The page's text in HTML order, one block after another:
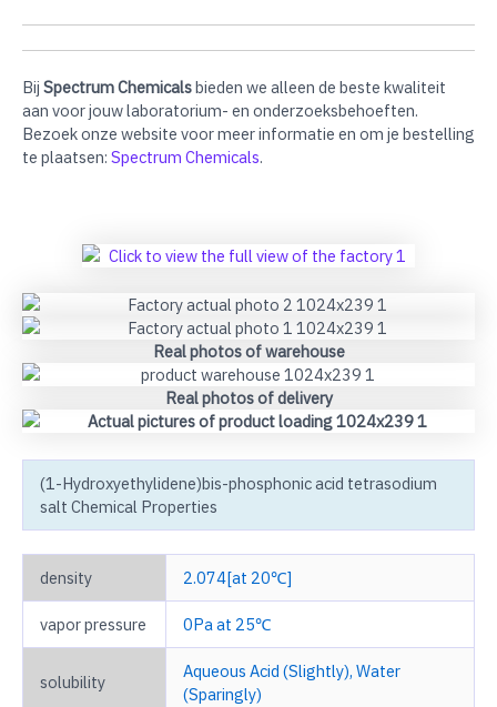
Bij Spectrum Chemicalsbieden we alleen de beste kwaliteit
aan voor jouw laboratorium- en onderzoeksbehoeften.
Bezoek onze website voor meer informatie en om je bestelling
te plaatsen: Spectrum Chemicals.
Real photos of warehouse
Real photos of delivery
(1-Hydroxyethylidene)bis-phosphonic acid tetrasodium
salt Chemical Properties
density 2.074[at 20℃]
vapor pressure 0Pa at 25℃
solubility
Aqueous Acid (Slightly), Water
(Sparingly)